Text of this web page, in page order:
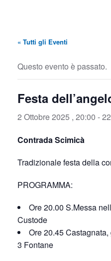
« Tutti gli Eventi
Questo evento è passato.
Festa
2 Ottobre 2025 , 20:00 -
Contrada Scimicà
Tradizionale festa della
PROGRAMMA:
Ore 20.00 S.Messa
Custode
Ore 20.45
3 Fontane